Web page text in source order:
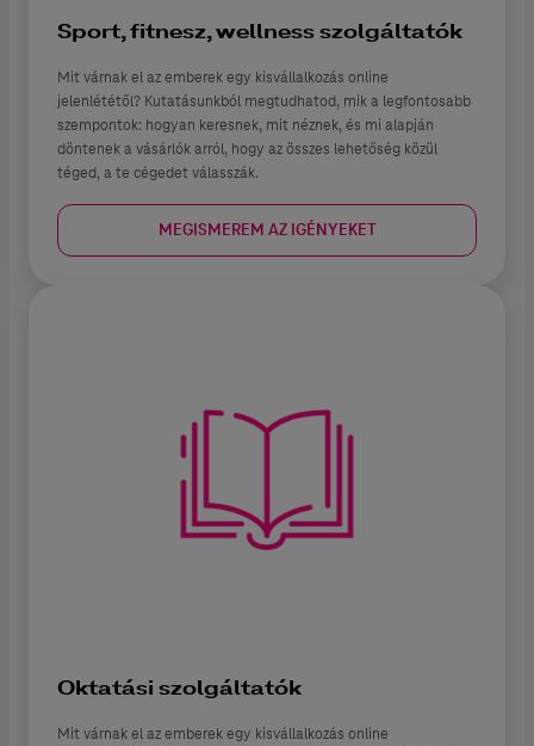
Sport, fitnesz, wellness szolgáltatók
Mit várnak el az emberek egy kisvállalkozás online
jelenlététől? Kutatásunkból megtudhatod, mik a legfontosabb
szempontok: hogyan keresnek, mit néznek, és mi alapján
döntenek a vásárlók arról, hogy az összes lehetőség közül
téged, a te cégedet válasszák.
MEGISMEREM AZ IGÉNYEKET
Oktatási szolgáltatók
Mit várnak el az emberek egy kisvállalkozás online